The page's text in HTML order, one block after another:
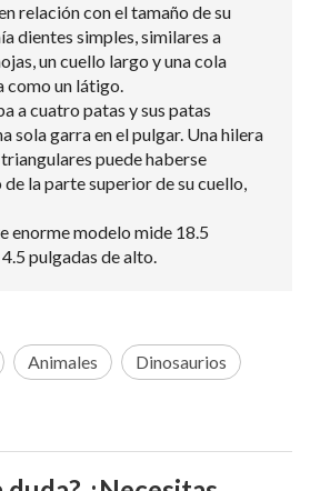
relación con el tamaño de su
dientes simples, similares a
un cuello largo y una cola
como un látigo.
a cuatro patas y sus patas
sola garra en el pulgar. Una hilera
puede haberse
la parte superior de su cuello,
enorme modelo mide 18.5
pulgadas de alto.
Animales Dinosaurios